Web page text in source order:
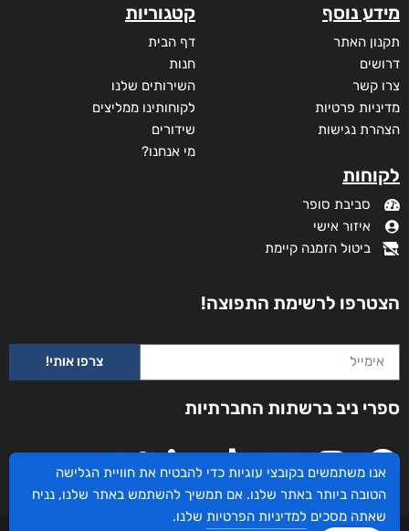
מידע נוסף
תקנון האתר
דרושים
צרו קשר
מדיניות פרטיות
הצהרת נגישות
לקוחות
סביבת סופר
איזור אישי
ביטול הזמנה קיימת
קטגוריות
דף הבית
חנות
השירותים שלנו
לקוחותינו ממליצים
שידורים
מי אנחנו?
הצטרפו לרשימת התפוצה!
צרפו אותי!
ספרי ניב ברשתות החברתיות
אנו משתמשים בקובצי עוגיות כדי להבטיח את חוויית הגלישה
הטובה ביותר באתר שלנו. אם תמשיך להשתמש באתר שלנו, נניח
שאתה מסכים למדיניות הפרטיות שלנו.